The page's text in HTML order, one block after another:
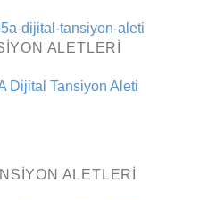
ALETLERI
Dijital Tansiyon Aleti
ALETLERI